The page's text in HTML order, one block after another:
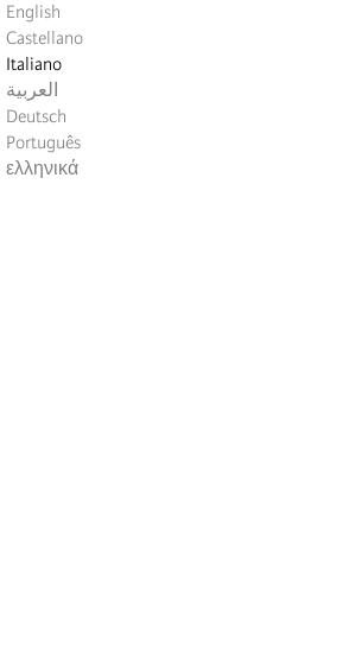
English
Castellano
Italiano
العربية
Deutsch
Português
ελληνικά